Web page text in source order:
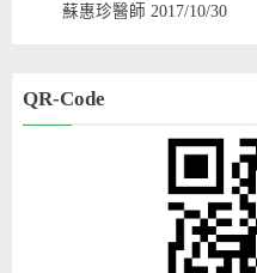
蘇惠珍醫師 2017/10/30
QR-Code